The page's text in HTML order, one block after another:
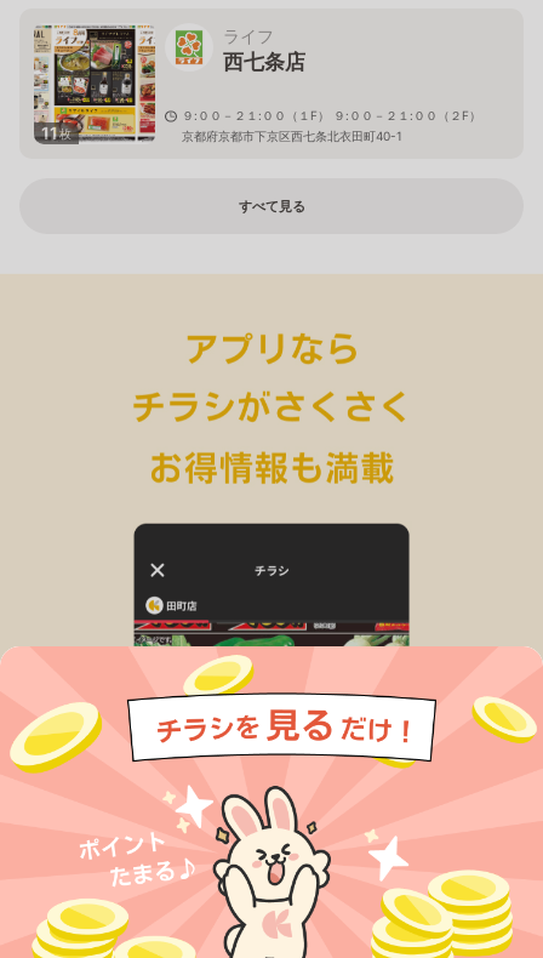
11枚
ライフ
西七条店
９:００－２１:００（１F） ９:００－２１:００（２F）
京都府京都市下京区西七条北衣田町40-1
すべて見る